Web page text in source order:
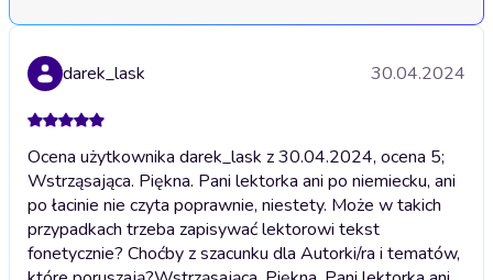
darek_lask 30.04.2024
Ocena użytkownika darek_lask z 30.04.2024, ocena 5;
Wstrząsająca. Piękna. Pani lektorka ani po niemiecku, ani
po łacinie nie czyta poprawnie, niestety. Może w takich
przypadkach trzeba zapisywać lektorowi tekst
fonetycznie? Choćby z szacunku dla Autorki/ra i tematów,